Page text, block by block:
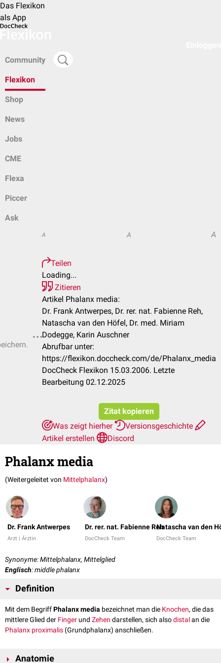
Das Flexikon
als App
Community
Flexikon
Shop
News
Jobs
CME
Flexa
Piccer
Ask
A A A
Teilen
Loading...
Zitieren
Artikel Phalanx media:
Dr. Frank Antwerpes, Dr. rer. nat. Fabienne Reh,
Natascha van den Höfel, Dr. med. Miriam
Dodegge, Karin Auschner
Abrufbar unter:
https://flexikon.doccheck.com/de/Phalanx_media
DocCheck Flexikon 15.03.2006. Letzte
Bearbeitung 02.12.2025
Zitat kopieren
Was zeigt hierher
Versionsgeschichte
Artikel erstellen
Discord
Phalanx media
(Weitergeleitet von Mittelphalanx)
Dr. Frank Antwerpes
Arzt | Ärztin
Dr. rer. nat. Fabienne Reh
DocCheck Team
Natascha van den
DocCheck Team
Synonyme: Mittelphalanx, Mittelglied
Englisch: middle phalanx
Definition
Mit dem BegriffPhalanx media bezeichnet man die Knochen, die das
mittlere Glied der Finger und Zehen darstellen, sich alsodistalan die
Phalanx proximalis (Grundphalanx) anschließen.
Anatomie